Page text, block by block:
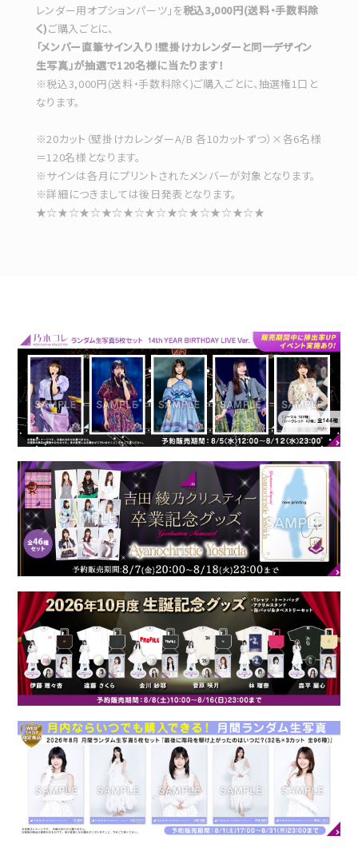
レンダー用オプションパーツ」を税込3,000円(送料・手数料除
く)ご購入ごとに、
「メンバー直筆サイン入り！壁掛けカレンダーと同一デザイン
生写真」が抽選で120名様に当たります！
※税込3,000円(送料・手数料除く)ご購入ごとに、抽選権1口と
なります。
※20カット（壁掛けカレンダーA/B 各10カットずつ）×各6名様
＝120名様となります。
※サインは各月にプリントされたメンバーが対象となります。
※詳細につきましては後日発表となります。
★☆★☆★☆★☆★☆★☆★☆★☆★☆★☆★